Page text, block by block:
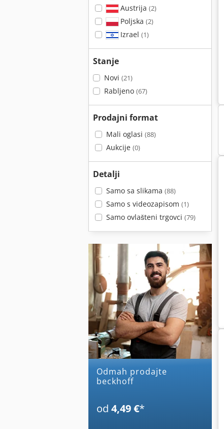
Austrija (2)
Poljska (2)
Izrael (1)
Stanje
Novi (21)
Rabljeno (67)
Prodajni format
Mali oglasi (88)
Aukcije (0)
Detalji
Samo sa slikama (88)
Samo s videozapisom (1)
Samo ovlašteni trgovci (79)
Odmah prodajte
beckhoff
od 4,49 €*
Indramat